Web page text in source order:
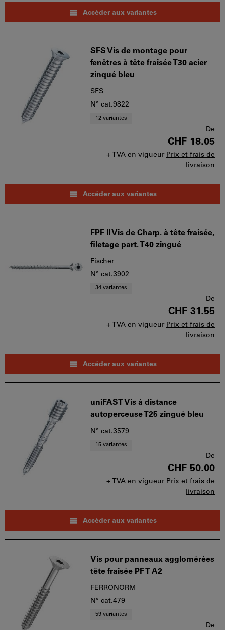
Accéder aux variantes
SFS Vis de montage pour
fenêtres à tête fraisée T30 acier
zinqué bleu
SFS
N° cat.9822
12 variantes
De
CHF 18.05
+ TVA en vigueur Prix et frais de
livraison
Accéder aux variantes
FPF ll Vis de Charp. à tête fraisée,
filetage part. T40 zingué
Fischer
N° cat.3902
34 variantes
De
CHF 31.55
+ TVA en vigueur Prix et frais de
livraison
Accéder aux variantes
uniFAST Vis à distance
autoperceuse T25 zingué bleu
N° cat.3579
15 variantes
De
CHF 50.00
+ TVA en vigueur Prix et frais de
livraison
Accéder aux variantes
Vis pour panneaux agglomérées
tête fraisée PF T A2
FERRONORM
N° cat.479
59 variantes
De